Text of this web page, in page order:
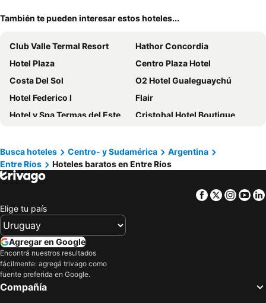
También te pueden interesar estos hoteles...
Club Valle Termal Resort
Hathor Concordia
Hotel Plaza
Centro Plaza Hotel
Costa Del Sol
O2 Hotel Gualeguaychú
Hotel Federico I
Flair
Hotel y Spa Termas del Este
Cristobal Hotel Boutique
Hosteria Don Lopez
Villa Termal
Intersur Colon Hotel
Terrazas de Colon
Hotel Aguaý
Hotel Los Angeles
La Casona
Vía Verde
Bungalows Mi Rio
Hotel Berlin
Romance De Luna
Busca hoteles Centro- y Sudamérica
Argentina
Entre Ríos
Hoteles baratos en Entre Ríos
Facebook
Twitter
Elige tu país
Agregar en Google
Encontrá nuestros resultados
fácilmente: agregá trivago como
fuente preferida en Google.
Compañía